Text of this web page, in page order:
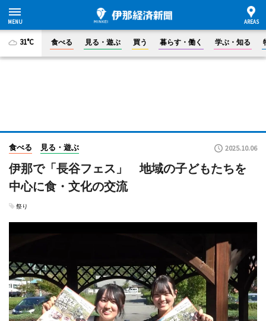
31°C 食べる 見る・遊ぶ 買う 暮らす・働く 学ぶ・知る
食べる 見る・遊ぶ 2025.10.06
伊那で「長谷フェス」 地域の子どもたちを
中心に食・文化の交流
祭り